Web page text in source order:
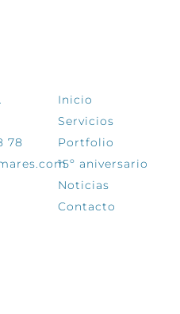
78
Inicio
Servicios
Portfolio
15º aniversario
Noticias
Contacto